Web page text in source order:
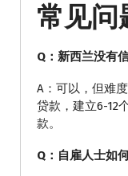
常见问
Q：新西兰没有
A：可以，但难
贷款，建立6-12
款。
Q：自雇人士如